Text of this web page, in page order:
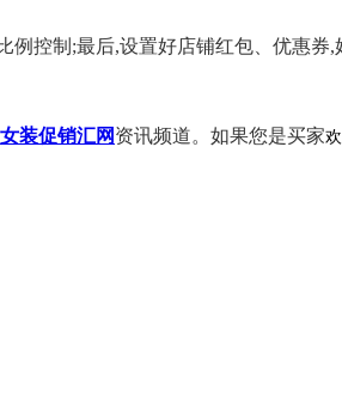
控制;最后,设置好店铺红包、优惠券
女装促销汇网资讯频道。如果您是买家